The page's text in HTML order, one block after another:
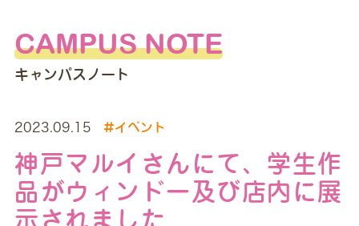
CAMPUS NOTE
キャンパスノート
2023.09.15 #イベント
神戸マルイさんにて、学生作
品がウィンドー及び店内に展
示されました